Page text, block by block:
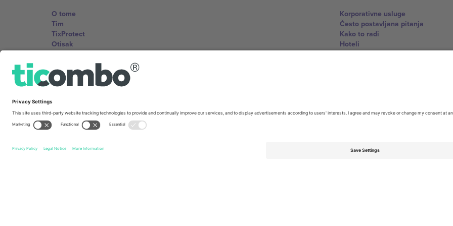
O tome
Tim
TixProtect
Otisak
Uslovi za korištenje
Partnerski program
Korporativne usluge
Često postavljana pitanja
Kako to radi
Hoteli
World Cup centar